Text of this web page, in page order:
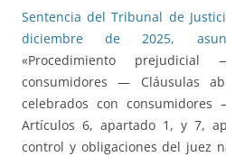
Sentencia del Tribunal de
diciembre de 2025,
«Procedimiento
consumidores — Cláusulas
celebrados con
Artículos 6, apartado 1, y 7,
control y obligaciones del juez